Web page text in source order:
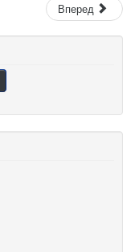
Вперед